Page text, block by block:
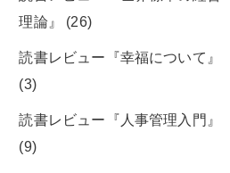
理論』 (26)
読書レビュー『幸福について』
(3)
読書レビュー『人事管理入門』
(9)